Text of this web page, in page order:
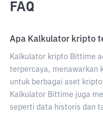
FAQ
Apa Kalkulator kripto
Kalkulator kripto Bittime
terpercaya, menawarkan
untuk berbagai aset
Kalkulator Bittime juga
seperti data historis dan